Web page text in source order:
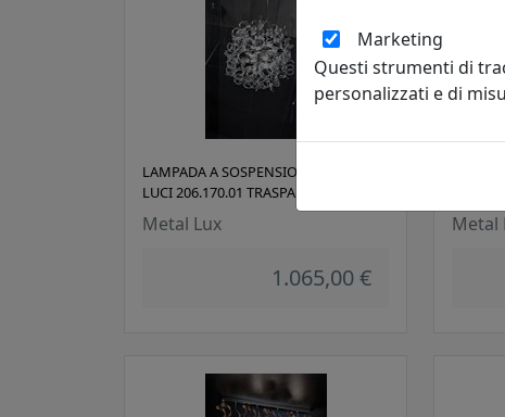
LAMPADA A SOSPENSIONE ASTRO A 9
LUCI 206.170.01 TRASPARENTE
Metal Lux
1.065,00 €
Metal
Marketing
Questi strumenti di
personalizzati e di